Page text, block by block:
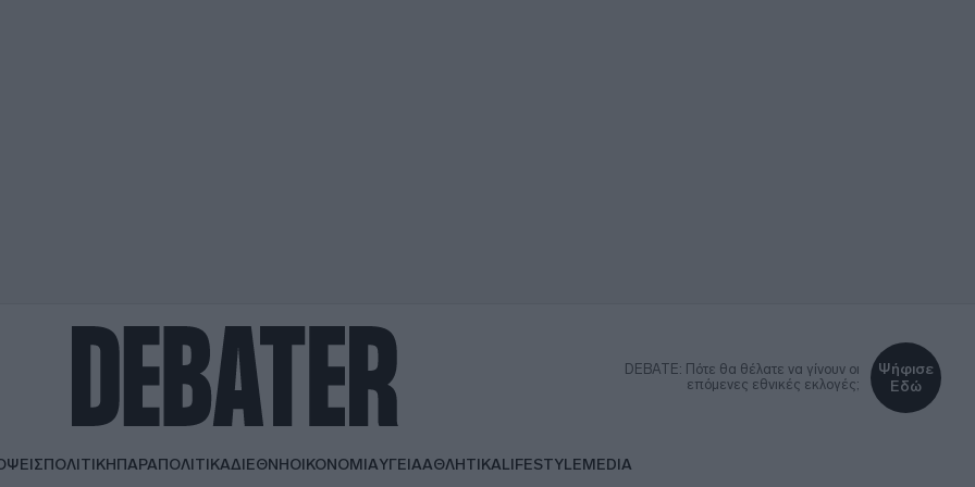
DEBATE: Πότε θα θέλατε να γίνουν οι
επόμενες εθνικές εκλογές;
Ψήφισε
Εδώ
ΠΟΛΙΤΙΚΗΠΑΡΑΠΟΛΙΤΙΚΑΔΙΕΘΝΗΟΙΚΟΝΟΜΙΑΥΓΕΙΑΑΘΛΗΤΙΚΑLIFESTYLEMEDIA